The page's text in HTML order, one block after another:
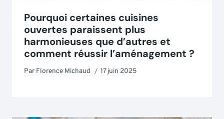
Pourquoi certaines cuisines
ouvertes paraissent plus
harmonieuses que d’autres et
comment réussir l’aménagement ?
Par Florence Michaud 17 juin 2025